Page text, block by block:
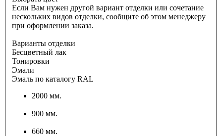
Если Вам нужен другой вариант отделки или сочетание
нескольких видов отделки, сообщите об этом менеджеру
при оформлении заказа.
Варианты отделки
Бесцветный лак
Тонировки
Эмали
Эмаль по каталогу RAL
2000 мм.
900 мм.
660 мм.